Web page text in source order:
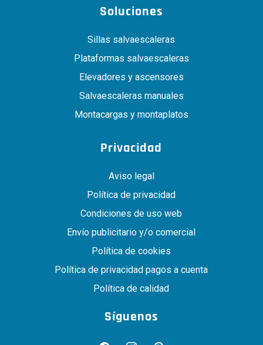
Soluciones
Sillas salvaescaleras
Plataformas salvaescaleras
Elevadores y ascensores
Salvaescaleras manuales
Montacargas y montaplatos
Privacidad
Aviso legal
Política de privacidad
Condiciones de uso web
Envío publicitario y/o comercial
Política de cookies
Política de privacidad pagos a cuenta
Política de calidad
Síguenos